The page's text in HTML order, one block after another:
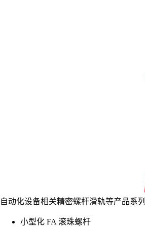
自动化设备相关精密螺杆滑轨等产品系
小型化 FA 滚珠螺杆